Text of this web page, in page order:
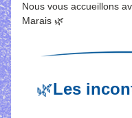
Nous vous accueillons
Marais 🌿
🌿Les